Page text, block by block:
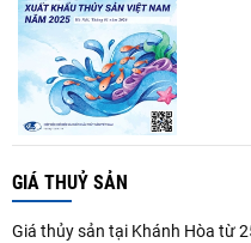
GIÁ THUỶ SẢN
Giá thủy sản tại Khánh Hòa từ